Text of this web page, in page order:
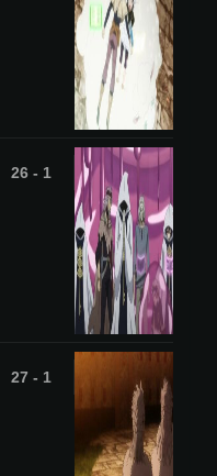
1 - 26
1 - 27